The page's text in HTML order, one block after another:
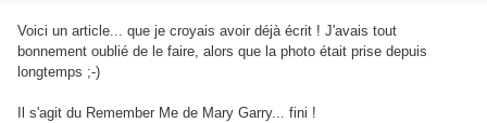
Voici un article... que je croyais avoir déjà écrit ! J'avais tout
bonnement oublié de le faire, alors que la photo était prise depuis
longtemps ;-)
Il s'agit du Remember Me de Mary Garry... fini !